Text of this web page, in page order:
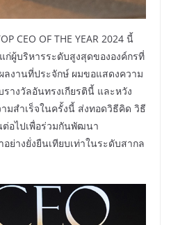
CEO OF THE YEAR 2024 นี้
ก่ผู้บริหารระดับสูงสุดขององค์กรที่
ลงานที่ประจักษ์ ผมขอแสดงความ
างวัลอันทรงเกียรตินี้ และหวัง
มสำเร็จในครั้งนี้ ส่งทอดวิธีคิด วิธี
อไปเพื่อร่วมกันพัฒนา
ย่างยั่งยืนเทียบเท่าในระดับสากล